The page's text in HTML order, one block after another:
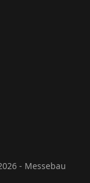
- Messebau